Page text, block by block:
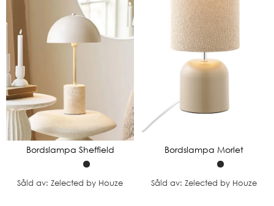
Bordslampa Sheffield
Såld av: Zelected by Houze
Bordslampa Morlet
Såld av: Zelected by Houze